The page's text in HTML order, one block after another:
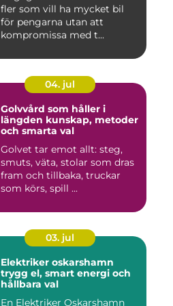
fler som vill ha mycket bil
för pengarna utan att
kompromissa med t...
04. jul
Golvvård som håller i
längden kunskap, metoder
och smarta val
Golvet tar emot allt: steg,
smuts, väta, stolar som dras
fram och tillbaka, truckar
som körs, spill ...
03. jul
Elektriker oskarshamn
trygg el, smart energi och
hållbara val
En Elektriker Oskarshamn